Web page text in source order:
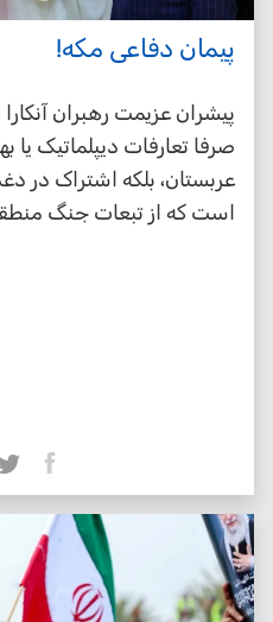
پیمان دفاعی مکه!
پیشران عزیمت رهبران آنکارا و
صرفا تعارفات دیپلماتیک یا
عربستان، بلکه اشتراک در
است که از تبعات جنگ